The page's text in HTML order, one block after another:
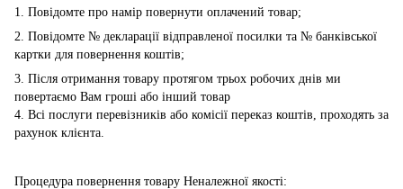
1. Повідомте про намір повернути оплачений товар;
2. Повідомте № декларації відправленої посилки та № банківської
картки для повернення коштів;
3. Після отримання товару протягом трьох робочих днів ми
повертаємо Вам гроші або інший товар
4. Всі послуги перевізників або комісії переказ коштів, проходять за
рахунок клієнта.
Процедура повернення товару Неналежної якості: